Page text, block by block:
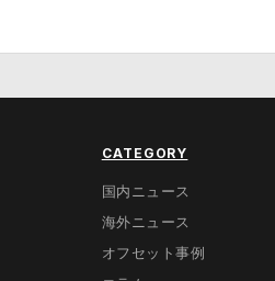
CATEGORY
国内ニュース
海外ニュース
オフセット事例